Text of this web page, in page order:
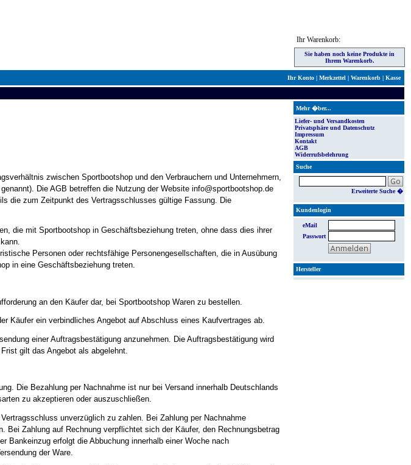
Ihr Warenkorb:
Sie haben noch keine Produkte in
Ihrem Warenkorb.
Ihr Konto | Merkzettel | Warenkorb | Kasse
zwischen Sportbootshop und den Verbrauchern und Unternehmern,
Die AGB betreffen die Nutzung der Website info@sportbootshop.de
die zum Zeitpunkt des Vertragsschlusses gültige Fassung. Die
die mit Sportbootshop in Geschäftsbeziehung treten, ohne dass dies ihrer
Personen oder rechtsfähige Personengesellschaften, die in Ausübung
in eine Geschäftsbeziehung treten.
an den Käufer dar, bei Sportbootshop Waren zu bestellen.
Käufer ein verbindliches Angebot auf Abschluss eines Kaufvertrages ab.
einer Auftragsbestätigung anzunehmen. Die Auftragsbestätigung wird
gilt das Angebot als abgelehnt.
Die Bezahlung per Nachnahme ist nur bei Versand innerhalb Deutschlands
zu akzeptieren oder auszuschließen.
unverzüglich zu zahlen. Bei Zahlung per Nachnahme
Zahlung auf Rechnung verpflichtet sich der Käufer, den Rechnungsbetrag
Bankeinzug erfolgt die Abbuchung innerhalb einer Woche nach
der Ware.
Mehr �ber...
Liefer- und Versandkosten
Privatsphäre und Datenschutz
Impressum
Kontakt
AGB
Widerrufsbelehrung
Suche
Erweiterte Suche �
Kundenlogin
eMail
Passwort
Hersteller